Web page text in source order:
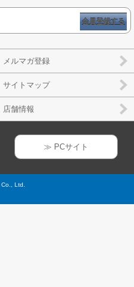
会員登録する
メルマガ登録
サイトマップ
店舗情報
≫ PCサイト
Ltd.